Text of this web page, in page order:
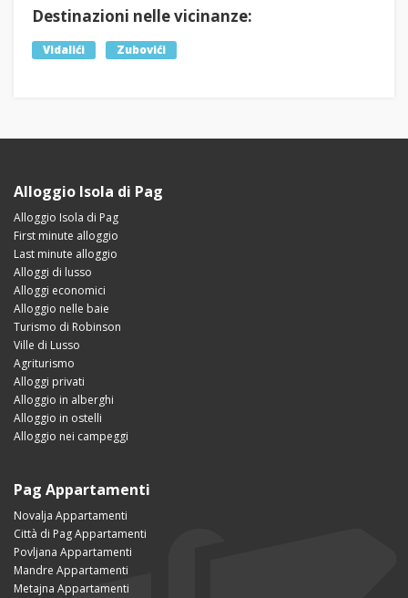
Destinazioni nelle vicinanze:
Vidalići Zubovići
Alloggio Isola di Pag
Alloggio Isola di Pag
First minute alloggio
Last minute alloggio
Alloggi di lusso
Alloggi economici
Alloggio nelle baie
Turismo di Robinson
Ville di Lusso
Agriturismo
Alloggi privati
Alloggio in alberghi
Alloggio in ostelli
Alloggio nei campeggi
Pag Appartamenti
Novalja Appartamenti
Città di Pag Appartamenti
Povljana Appartamenti
Mandre Appartamenti
Metajna Appartamenti